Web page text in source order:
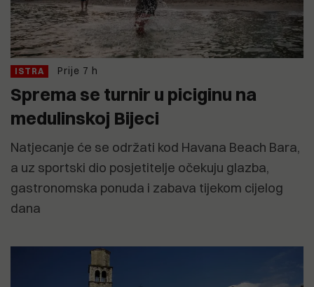
ISTRA Prije 7 h
Sprema se turnir u piciginu na
medulinskoj Bijeci
Natjecanje će se održati kod Havana Beach Bara,
a uz sportski dio posjetitelje očekuju glazba,
gastronomska ponuda i zabava tijekom cijelog
dana